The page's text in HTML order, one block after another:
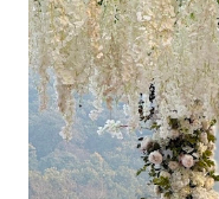
शिक्षक भर्ती रिजल्ट : 69000
रिजल्ट कोर्स के अनुसार बात की
शिक्षामित्र 8018, बीएड
सफल हैं। परीक्षा में सम्मिलित